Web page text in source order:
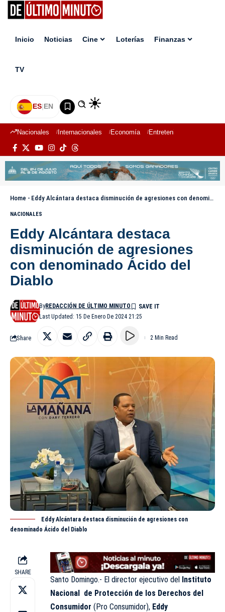
Inicio Noticias Cine Loterías Finanzas
TV
ES|EN
Nacionales Internacionales Economía Entretenimiento
Home - Eddy Alcántara destaca disminución de agresiones con denominado Ácido del Diablo
NACIONALES
Eddy Alcántara destaca
disminución de agresiones
con denominado Ácido del
Diablo
Last Updated: 15 De Enero De 2024 21:25
ByREDACCIÓN DE ÚLTIMO MINUTO
Share 2 Min Read
Eddy Alcántara destaca disminución de agresiones con
denominado Ácido del Diablo
SHARE
Santo Domingo.- El director ejecutivo del Instituto
Nacional de Protección de los Derechos del
Consumidor (Pro Consumidor), Eddy